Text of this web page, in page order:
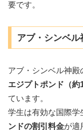
要です。
アブ・シンベ
アブ・シンベル神殿
エジプトポンド（約
ています。
学生は有効な国際学
ンドの割引料金が適